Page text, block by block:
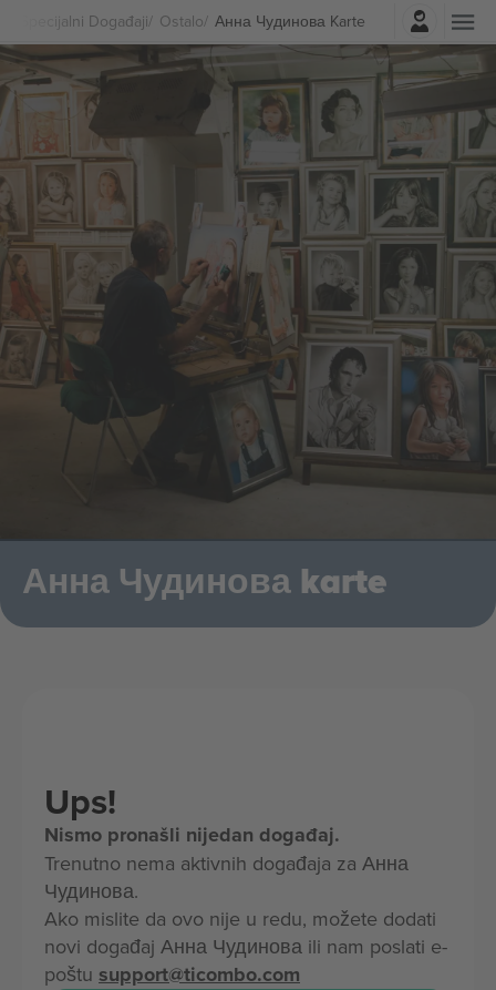
Specijalni Događaji Ostalo Анна Чудинова Karte
Najavite se
Анна Чудинова karte
Ups!
Nismo pronašli nijedan događaj.
Trenutno nema aktivnih događaja za Анна
Чудинова.
Ako mislite da ovo nije u redu, možete dodati
novi događaj Анна Чудинова ili nam poslati e-
poštu support@ticombo.com